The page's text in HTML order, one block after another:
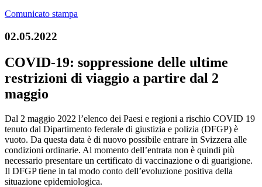
Comunicato stampa
02.05.2022
COVID-19: soppressione delle ultime
restrizioni di viaggio a partire dal 2
maggio
Dal 2 maggio 2022 l’elenco dei Paesi e regioni a rischio COVID 19
tenuto dal Dipartimento federale di giustizia e polizia (DFGP) è
vuoto. Da questa data è di nuovo possibile entrare in Svizzera alle
condizioni ordinarie. Al momento dell’entrata non è quindi più
necessario presentare un certificato di vaccinazione o di guarigione.
Il DFGP tiene in tal modo conto dell’evoluzione positiva della
situazione epidemiologica.